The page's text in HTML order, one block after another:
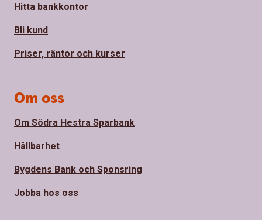
Hitta bankkontor
Bli kund
Priser, räntor och kurser
Om oss
Om Södra Hestra Sparbank
Hållbarhet
Bygdens Bank och Sponsring
Jobba hos oss